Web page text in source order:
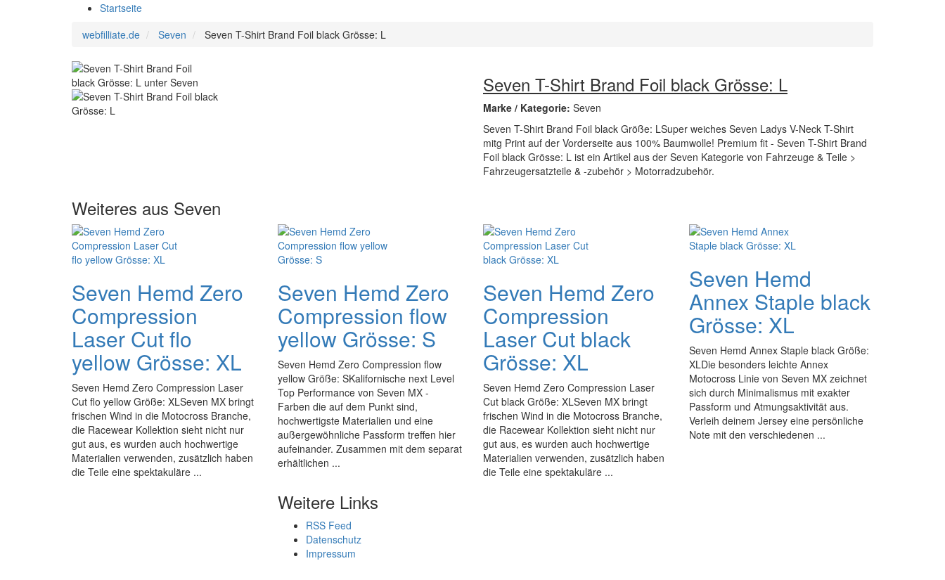
Startseite
webfilliate.de
Seven Seven T-Shirt Brand Foil black Grösse: L
Seven T-Shirt Brand Foil black Grösse: L
Marke / Kategorie: Seven
Seven T-Shirt Brand Foil black Größe: LSuper weiches Seven Ladys V-Neck T-Shirt
mitg Print auf der Vorderseite aus 100% Baumwolle! Premium fit - Seven T-Shirt Brand
Foil black Grösse: L ist ein Artikel aus der Seven Kategorie von Fahrzeuge & Teile >
Fahrzeugersatzteile & -zubehör > Motorradzubehör.
Weiteres aus Seven
Seven Hemd Zero
Compression
Laser Cut flo
yellow Grösse: XL
Seven Hemd Zero Compression Laser
Cut flo yellow Größe: XLSeven MX bringt
frischen Wind in die Motocross Branche,
die Racewear Kollektion sieht nicht nur
gut aus, es wurden auch hochwertige
Materialien verwenden, zusätzlich haben
die Teile eine spektakuläre ...
Seven Hemd Zero
Compression flow
yellow Grösse: S
Seven Hemd Zero Compression flow
yellow Größe: SKalifornische next Level
Top Performance von Seven MX -
Farben die auf dem Punkt sind,
hochwertigste Materialien und eine
außergewöhnliche Passform treffen hier
aufeinander. Zusammen mit dem separat
erhältlichen ...
Seven Hemd Zero
Compression
Laser Cut black
Grösse: XL
Seven Hemd Zero Compression Laser
Cut black Größe: XLSeven MX bringt
frischen Wind in die Motocross Branche,
die Racewear Kollektion sieht nicht nur
gut aus, es wurden auch hochwertige
Materialien verwenden, zusätzlich haben
die Teile eine spektakuläre ...
Seven Hemd
Annex Staple black
Grösse: XL
Seven Hemd Annex Staple black Größe:
XLDie besonders leichte Annex
Motocross Linie von Seven MX zeichnet
sich durch Minimalismus mit exakter
Passform und Atmungsaktivität aus.
Verleih deinem Jersey eine persönliche
Note mit den verschiedenen ...
Weitere Links
RSS Feed
Datenschutz
Impressum